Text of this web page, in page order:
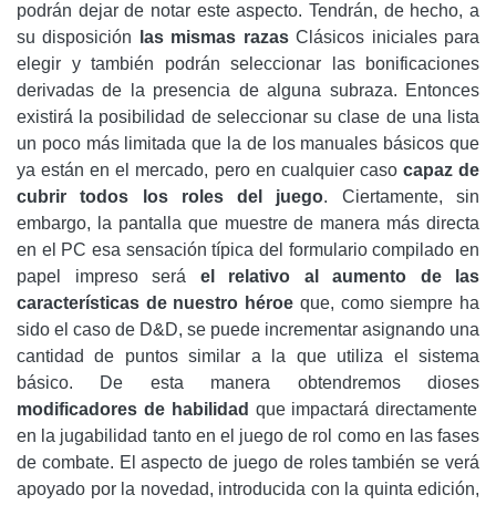
podrán dejar de notar este aspecto. Tendrán, de hecho, a
su disposición las mismas razasClásicos iniciales para
elegir y también podrán seleccionar las bonificaciones
derivadas de la presencia de alguna subraza. Entonces
existirá la posibilidad de seleccionar su clase de una lista
un poco más limitada que la de los manuales básicos que
ya están en el mercado, pero en cualquier caso capaz de
cubrir todos los roles del juego. Ciertamente, sin
embargo, la pantalla que muestre de manera más directa
en el PC esa sensación típica del formulario compilado en
papel impreso será el relativo al aumento de las
características de nuestro héroe que, como siempre ha
sido el caso de D&D, se puede incrementar asignando una
cantidad de puntos similar a la que utiliza el sistema
básico. De esta manera obtendremos dioses
modificadores de habilidad que impactará directamente
en la jugabilidad tanto en el juego de rol como en las fases
de combate. El aspecto de juego de roles también se verá
apoyado por la novedad, introducida con la quinta edición,